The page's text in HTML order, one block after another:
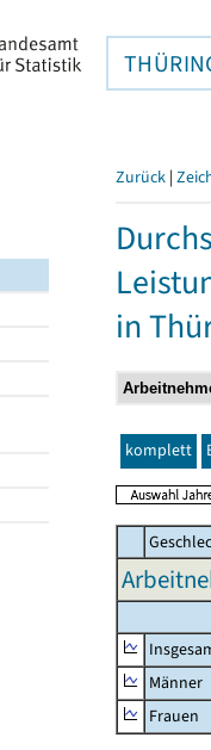
Zurück |
in
komplett
Männer
Frauen